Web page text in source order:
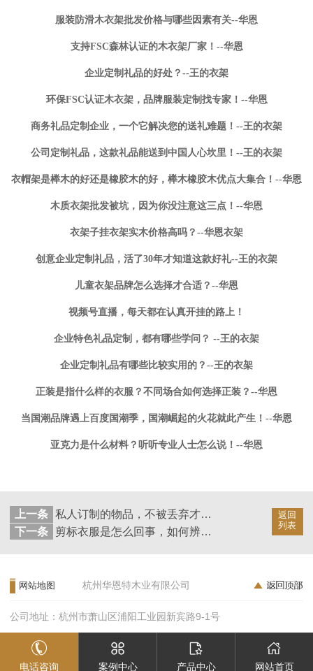
服装防滑木衣架批发价格与哪些因素有关--华恩
支持FSC森林认证的木衣架厂家！--华恩
企业定制礼品的好处？--王的衣架
环保FSC认证木衣架，品牌服装定制找专家！--华恩
商务礼品定制企业，一个它解决您的送礼难题！--王的衣架
公司定制礼品，这款礼品能送到中国人心坎里！--王的衣架
衣帽架是榉木的好还是橡胶木的好，榉木橡胶木优点大集合！--华恩
木质衣架批发被坑，因为你没注意这三点！--华恩
衣架子挂衣架实木价格高吗？--华恩衣架
创意企业定制礼品，活了30年才知道这款好礼--王的衣架
儿童衣架品牌怎么选择才合适？--华恩
视频号直播，每天都在认真开挂的路上！
企业特色礼品定制，都有哪些学问？ --王的衣架
企业定制礼品有哪些比较实用的？--王的衣架
正装是指什么样的衣服？不同场合如何选择正装？--华恩
当国潮品牌遇上百度国潮季，国潮崛起的火花就此产生！--华恩
亚克力是什么材料？听听专业人士怎么说！--华恩
返回
列表
上一条
私人订制的物品，不被丢弃才有意义！--华恩
下一条
剪标衣服是怎么回事，如何辨别真假？--华恩
网站地图 杭州华恩特木业有限公司
公司地址：杭州市萧山区浦阳工业园新宾路9-1号
电话咨询 案例中心 产品中心 网站首页